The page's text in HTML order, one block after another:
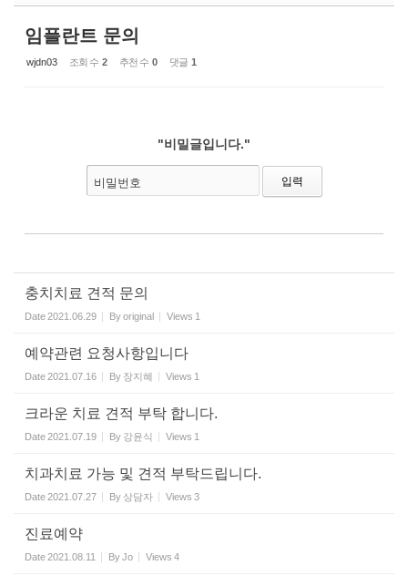
임플란트 문의
wjdn03 조회 수 2 추천 수 0 댓글 1
"비밀글입니다."
비밀번호
충치치료 견적 문의
Date2021.06.29 Byoriginal Views 1
예약관련 요청사항입니다
Date2021.07.16 By 장지혜 Views 1
크라운 치료 견적 부탁 합니다.
Date2021.07.19 By 강윤식 Views 1
치과치료 가능 및 견적 부탁드립니다.
Date2021.07.27 By 상담자 Views 3
진료예약
Date2021.08.11 ByJo Views 4